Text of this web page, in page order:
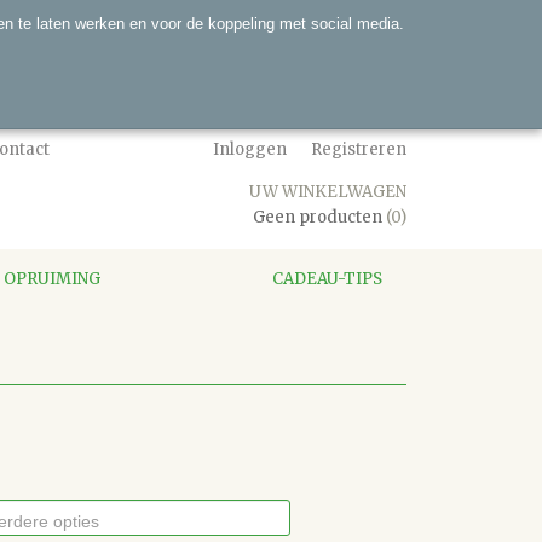
Inloggen Registreren
UW WINKELWAGEN
Geen producten (0)
CADEAU-TIPS
OPRUIMING
opties
te laten werken en voor de koppeling met social media.